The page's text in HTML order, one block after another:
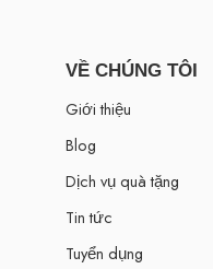
VỀ CHÚNG TÔI
Giới thiệu
Blog
Dịch vụ quà tặng
Tin tức
Tuyển dụng